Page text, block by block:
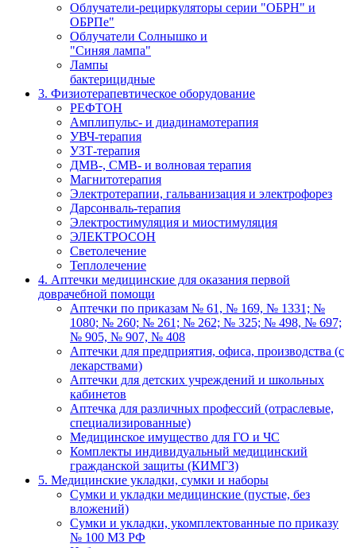
Облучатели-рециркуляторы серии "ОБРН" и
ОБРПе"
Облучатели Солнышко и
"Синяя лампа"
Лампы
бактерицидные
3. Физиотерапевтическое оборудование
РЕФТОН
Амплипульс- и диадинамотерапия
УВЧ-терапия
УЗТ-терапия
ДМВ-, СМВ- и волновая терапия
Магнитотерапия
Электротерапии, гальванизация и электрофорез
Дарсонваль-терапия
Электростимуляция и миостимуляция
ЭЛЕКТРОСОН
Светолечение
Теплолечение
4. Аптечки медицинские для оказания первой
доврачебной помощи
Аптечки по приказам № 61, № 169, № 1331; №
1080; № 260; № 261; № 262; № 325; № 498, № 697;
№ 905, № 907, № 408
Аптечки для предприятия, офиса, производства (с
лекарствами)
Аптечки для детских учреждений и школьных
кабинетов
Аптечка для различных профессий (отраслевые,
специализированные)
Медицинское имущество для ГО и ЧС
Комплекты индивидуальный медицинский
гражданской защиты (КИМГЗ)
5. Медицинские укладки, сумки и наборы
Сумки и укладки медицинские (пустые, без
вложений)
Сумки и укладки, укомплектованные по приказу
№ 100 МЗ РФ